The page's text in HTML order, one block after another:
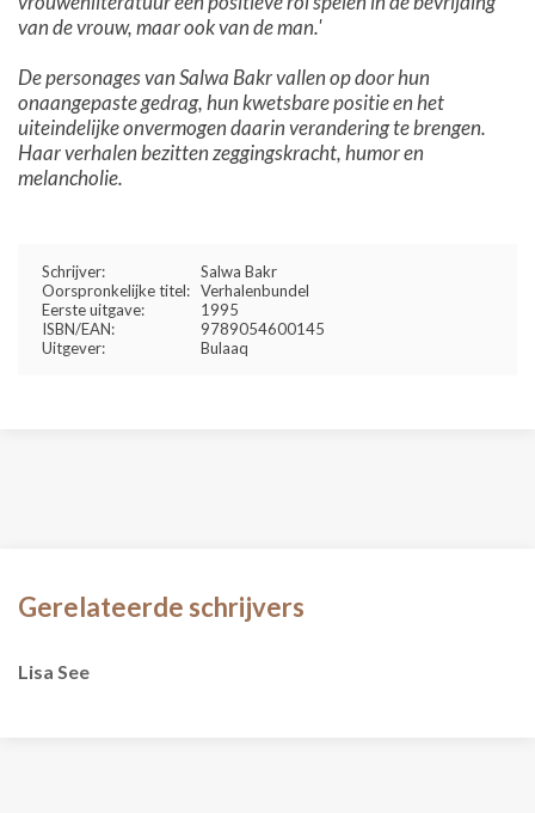
van de vrouw, maar ook van de man.'
De personages van Salwa Bakr vallen op door hun
onaangepaste gedrag, hun kwetsbare positie en het
uiteindelijke onvermogen daarin verandering te brengen.
Haar verhalen bezitten zeggingskracht, humor en
melancholie.
Schrijver:
Salwa Bakr
Oorspronkelijke titel: Verhalenbundel
Eerste uitgave:
1995
ISBN/EAN:
9789054600145
Uitgever:
Bulaaq
Gerelateerde schrijvers
Lisa See